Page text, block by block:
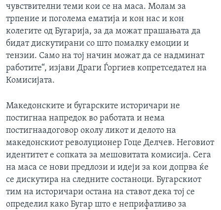
чувствителни теми кои се на маса. Молам за
трпение и поголема ематија и кон нас и кон
колегите од Бугарија, за да можат прашањата да
бидат дискутирани со што помалку емоции и
тензии. Само на тој начин можат да се надминат
работите“, изјави Драги Ѓоргиев копретседател на
Комисијата.
Македонските и бугарските историчари не
постигнаа напредок во работата и нема
постигнаадоговор околу ликот и делото на
македонскиот револуционер Гоце Делчев. Неговиот
идентитет е сопката за мешовитата комисија. Сега
на маса се нови предлози и идеји за кои допрва ќе
се дискутира на следните состаноци. Бугарскиот
тим на историчари остана на ставот дека тој се
определил како Бугар што е неприфатливо за